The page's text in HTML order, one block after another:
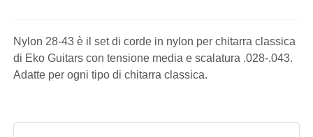
Nylon 28-43 è il set di corde in nylon per chitarra classica
di Eko Guitars con tensione media e scalatura .028-.043.
Adatte per ogni tipo di chitarra classica.